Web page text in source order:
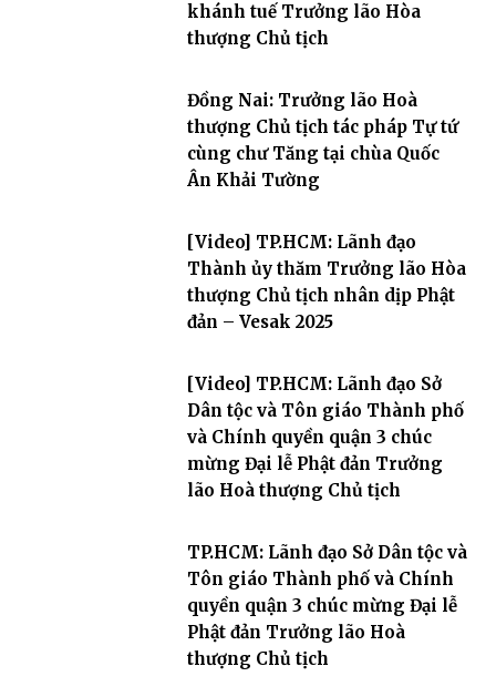
khánh tuế Trưởng lão Hòa
thượng Chủ tịch
Đồng Nai: Trưởng lão Hoà
thượng Chủ tịch tác pháp Tự tứ
cùng chư Tăng tại chùa Quốc
Ân Khải Tường
[Video] TP.HCM: Lãnh đạo
Thành ủy thăm Trưởng lão Hòa
thượng Chủ tịch nhân dịp Phật
đản – Vesak 2025
[Video] TP.HCM: Lãnh đạo Sở
Dân tộc và Tôn giáo Thành phố
và Chính quyền quận 3 chúc
mừng Đại lễ Phật đản Trưởng
lão Hoà thượng Chủ tịch
TP.HCM: Lãnh đạo Sở Dân tộc và
Tôn giáo Thành phố và Chính
quyền quận 3 chúc mừng Đại lễ
Phật đản Trưởng lão Hoà
thượng Chủ tịch